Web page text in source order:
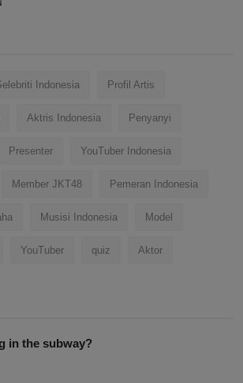
Indonesia Profil Artis
Aktris Indonesia Penyanyi
Presenter YouTuber Indonesia
Member JKT48 Pemeran Indonesia
Musisi Indonesia Model
YouTuber quiz Aktor
in the subway?